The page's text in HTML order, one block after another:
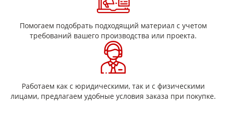
Помогаем подобрать подходящий материал с учетом
требований вашего производства или проекта.
Работаем как с юридическими, так и с физическими
лицами, предлагаем удобные условия заказа при покупке.